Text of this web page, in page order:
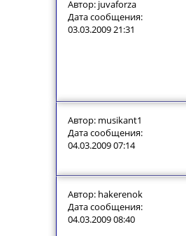
Автор: juvaforza
Дата сообщения:
03.03.2009 21:31
Автор: musikant1
Дата сообщения:
04.03.2009 07:14
Автор: hakerenok
Дата сообщения:
04.03.2009 08:40